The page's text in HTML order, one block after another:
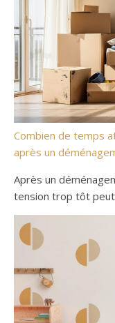
Combien de temps
après un
Après un
tension trop tôt